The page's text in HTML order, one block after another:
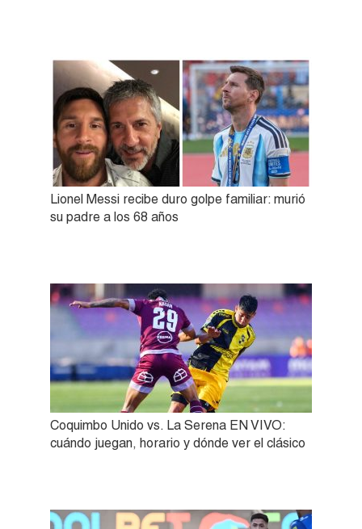
Lionel Messi recibe duro golpe familiar: murió
su padre a los 68 años
Coquimbo Unido vs. La Serena EN VIVO:
cuándo juegan, horario y dónde ver el clásico